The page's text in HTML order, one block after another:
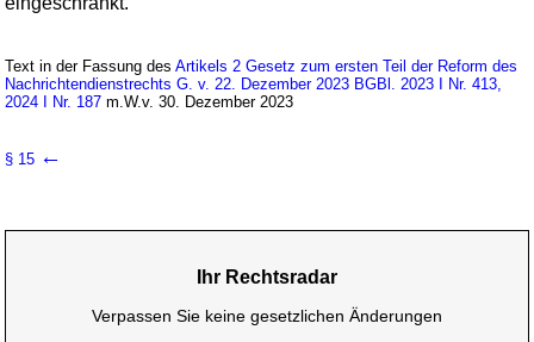
Text in der Fassung desArtikels 2 Gesetz zum ersten Teil der Reform des
Nachrichtendienstrechts G. v. 22. Dezember 2023 BGBl. 2023 I Nr. 413,
2024 I Nr. 187 m.W.v. 30. Dezember 2023
§ 15 ←
Ihr Rechtsradar
Verpassen Sie keine gesetzlichen Änderungen